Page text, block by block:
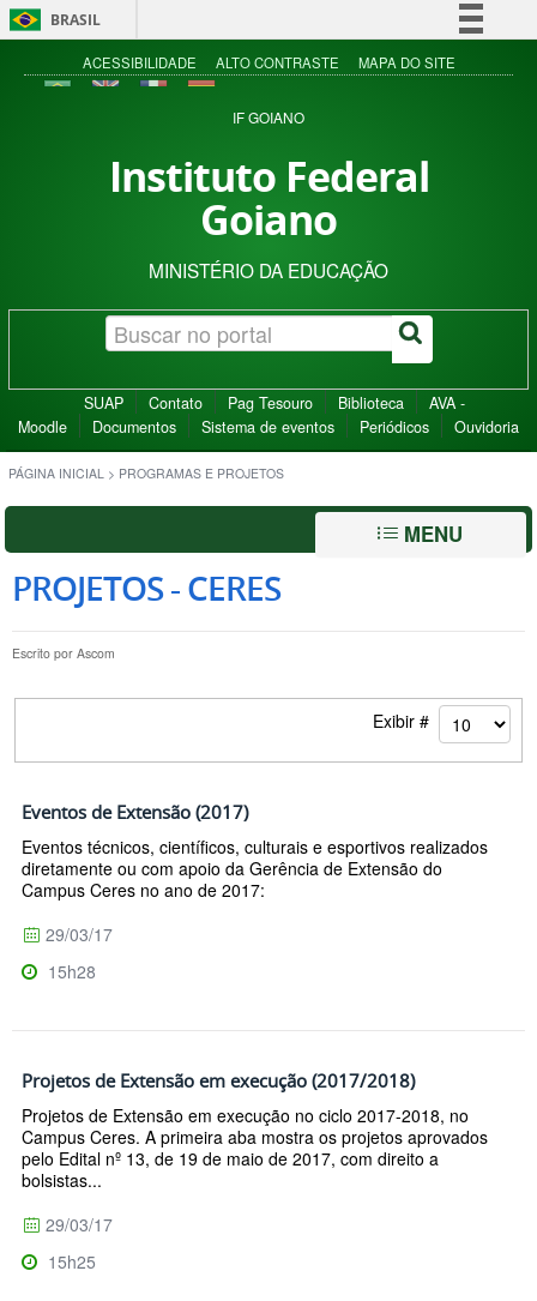
BRASIL
Simplifique!
Acesso à informação
ACESSIBILIDADE ALTO CONTRASTE MAPA DO SITE
IF GOIANO
Instituto Federal
Goiano
MINISTÉRIO DA EDUCAÇÃO
SUAP Contato Pag Tesouro Biblioteca
AVA -
Moodle
Documentos Sistema de eventos Periódicos Ouvidoria
PÁGINA INICIAL > PROGRAMAS E PROJETOS
MENU
PROJETOS - CERES
Escrito por Ascom
Exibir #
Eventos de Extensão (2017)
Eventos técnicos, científicos, culturais e esportivos realizados
diretamente ou com apoio da Gerência de Extensão do
Campus Ceres no ano de 2017:
29/03/17
15h28
Projetos de Extensão em execução (2017/2018)
Projetos de Extensão em execução no ciclo 2017-2018, no
Campus Ceres. A primeira aba mostra os projetos aprovados
pelo Edital nº 13, de 19 de maio de 2017, com direito a
bolsistas...
29/03/17
15h25